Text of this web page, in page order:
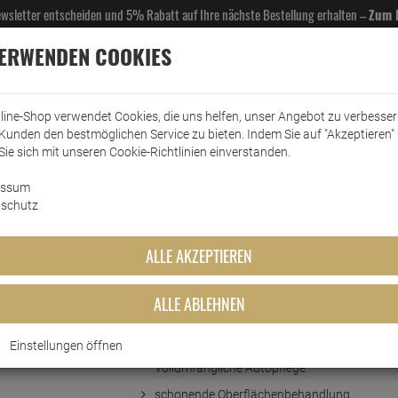
entscheiden und 5% Rabatt auf Ihre nächste Bestellung erhalten –Zum
& GASTROBEDARF DROGERIE KÜCHE & HAUSHALT KFZ
Autoleder
Kurzbeschreibung
vollumfängliche Autopflege
schonende Oberflächenbehandlung
COOKIES
Shop verwendet Cookies, die uns helfen, unser Angebot zu
den bestmöglichen Service zu bieten. Indem Sie auf "Akzeptieren"
sich mit unseren Cookie-Richtlinien einverstanden.
ALLE AKZEPTIEREN
ALLE ABLEHNEN
Einstellungen öffnen